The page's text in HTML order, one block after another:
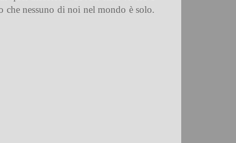
che nessuno di noi nel mondo è solo.